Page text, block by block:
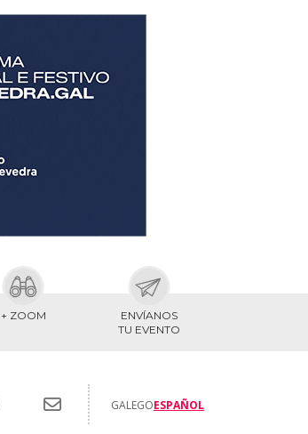
+ ZOOM
ENVÍANOS
TU EVENTO
GALEGOESPAÑOL